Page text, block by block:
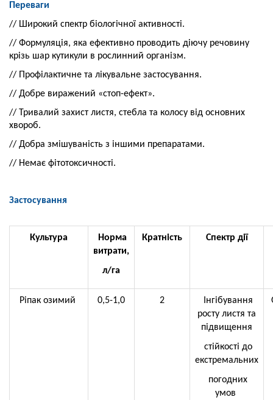
Переваги
// Широкий спектр біологічної активності.
// Формуляція, яка ефективно проводить діючу речовину
крізь шар кутикули в рослинний організм.
// Профілактичне та лікувальне застосування.
// Добре виражений «стоп-ефект».
// Тривалий захист листя, стебла та колосу від основних
хвороб.
// Добра змішуваність з іншими препаратами.
// Немає фітотоксичності.
Застосування
Культура
Норма
витрати,
л/га
Кратність
Спектр дії
Ріпак озимий 0,5-1,0 2
Інгібування
росту листя та
підвищення
стійкості до
екстремальних
погодних
умов